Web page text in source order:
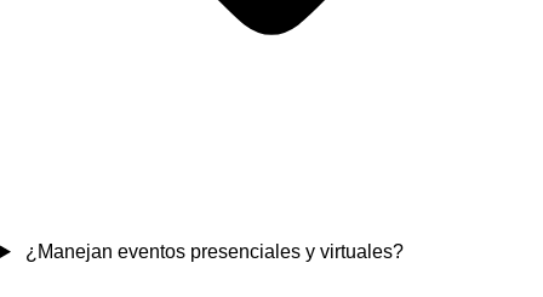
¿Manejan eventos presenciales y virtuales?